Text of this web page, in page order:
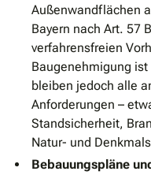
Außenwandflächen
Bayern nach Art. 57
verfahrensfreien
Baugenehmigung
bleiben jedoch alle
Anforderungen –
Standsicherheit,
Natur- und
Bebauungspläne